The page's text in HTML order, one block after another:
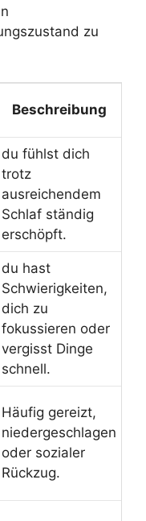
zu
Beschreibung
du fühlst dich
trotz
ausreichendem
Schlaf ständig
erschöpft.
du hast
Schwierigkeiten,
dich zu
fokussieren oder
vergisst Dinge
schnell.
Häufig gereizt,
niedergeschlagen
oder sozialer
Rückzug.